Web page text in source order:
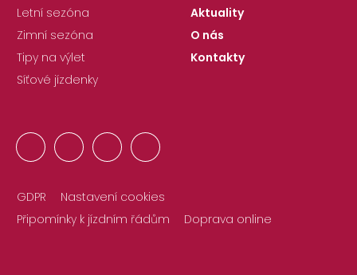
Letní sezóna
Zimní sezóna
Tipy na výlet
Síťové jízdenky
Aktuality
O nás
Kontakty
GDPR
Nastavení cookies
Připomínky k jízdním řádům
Doprava online